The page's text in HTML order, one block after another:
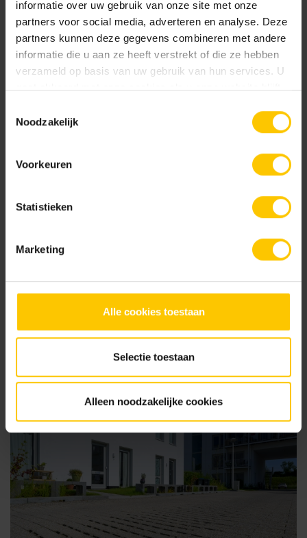
informatie over uw gebruik van onze site met onze
partners voor social media, adverteren en analyse. Deze
partners kunnen deze gegevens combineren met andere
informatie die u aan ze heeft verstrekt of die ze hebben
verzameld op basis van uw gebruik van hun services. U
gaat akkoord met onze cookies als u onze website blijft
Noodzakelijk
Voorkeuren
Statistieken
Marketing
Alle cookies toestaan
Selectie toestaan
Alleen noodzakelijke cookies
Kleur
Standaard kleuren
Antraciet (A01) Grijs (A00)
Projecten slider
Alle projecten